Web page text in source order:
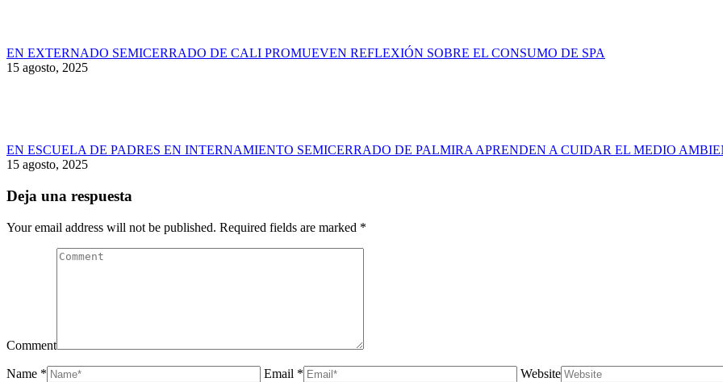
EN EXTERNADO SEMICERRADO DE CALI PROMUEVEN REFLEXIÓN SOBRE EL CONSUMO DE SPA
15 agosto, 2025
EN ESCUELA DE PADRES EN INTERNAMIENTO SEMICERRADO DE PALMIRA APRENDEN A CUIDAR EL MEDIO
15 agosto, 2025
Deja una respuesta
Your email address will not be published. Required fields are marked *
Comment
Name * Email * Website